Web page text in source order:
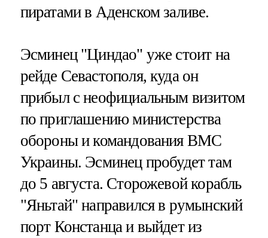
пиратами в Аденском заливе.
Эсминец "Циндао" уже стоит на
рейде Севастополя, куда он
прибыл с неофициальным визитом
по приглашению министерства
обороны и командования ВМС
Украины. Эсминец пробудет там
до 5 августа. Сторожевой корабль
"Яньтай" направился в румынский
порт Констанца и выйдет из